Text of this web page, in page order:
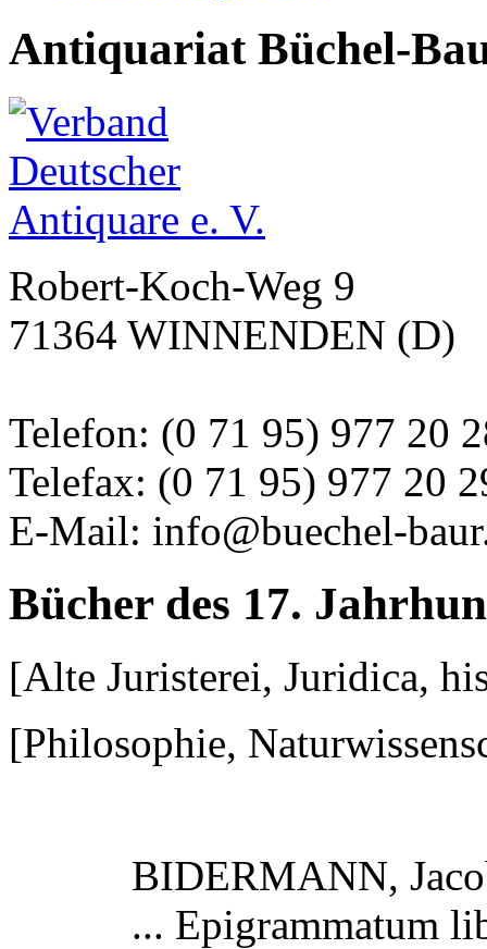
Antiquariat Büchel-
Robert-Koch-Weg 9
71364 WINNENDEN (D)
Telefon: (0 71 95) 977 20
Telefax: (0 71 95) 977 20
E-Mail: info@buechel-
Bücher des 17.
[Alte Juristerei, Juridica,
[Philosophie,
BIDERMANN,
... Epigrammatum